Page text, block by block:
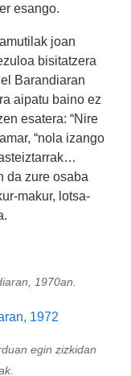
esango.
joan
bisitatzera
Barandiaran
aipatu baino ez
esatera: “Nire
“nola izango
da zure osaba
makur, lotsa-
1970an.
egin zizkidan